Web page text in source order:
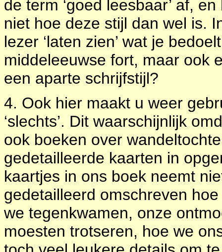
de term ‘goed leesbaar’ af,
niet hoe deze stijl dan wel is.
lezer ‘laten zien’ wat je
middeleeuwse fort, maar ook
een aparte schrijfstijl?
4. Ook hier maakt u weer
‘slechts’. Dit waarschijnlijk
ook boeken over
gedetailleerde kaarten in
kaartjes in ons boek neemt
gedetailleerd omschreven
we tegenkwamen, onze
moesten trotseren, hoe we